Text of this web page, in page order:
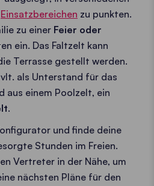
Einsatzbereichen zu punkten.
zu einer Feier oder
ein. Das Faltzelt kann
Terrasse gestellt werden.
als Unterstand für das
aus einem Poolzelt, ein
.
und finde deine
Stunden im Freien.
Vertreter in der Nähe, um
nächsten Pläne für den